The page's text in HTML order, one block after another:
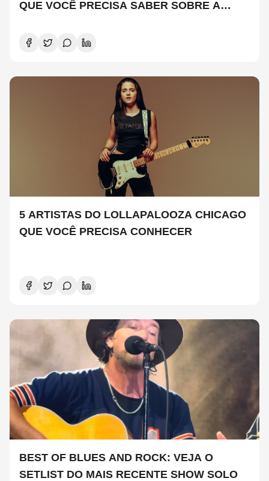
QUE VOCÊ PRECISA SABER SOBRE A
5 ARTISTAS DO LOLLAPALOOZA CHICAGO
QUE VOCÊ PRECISA CONHECER
BEST OF BLUES AND ROCK: VEJA O
SETLIST DO MAIS RECENTE SHOW SOLO